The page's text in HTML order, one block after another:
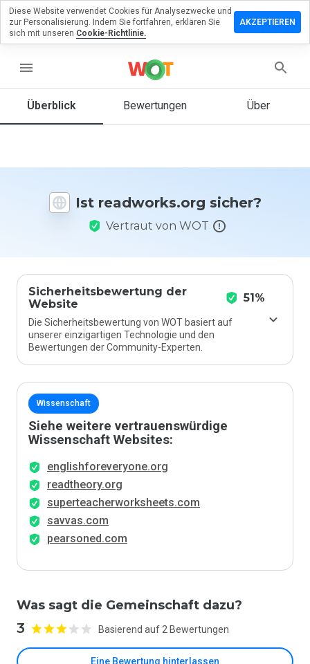
menu
Überblick Bewertungen Über
Ist readworks.org sicher?
Vertraut von WOT
Sicherheitsbewertung der
Website
51%
Die Sicherheitsbewertung von WOT basiert auf
unserer einzigartigen Technologie und den
Bewertungen der Community-Experten.
Wissenschaft
Siehe weitere vertrauenswürdige
Wissenschaft Websites:
englishforeveryone.org
readtheory.org
superteacherworksheets.com
savvas.com
pearsoned.com
Was sagt die Gemeinschaft dazu?
3 Basierend auf 2 Bewertungen
Eine Bewertung hinterlassen
zu
Sie diese
auf einer
Skala von
Diese Website verwendet Cookies für Analysezwecke und
zur Personalisierung. Indem Sie fortfahren, erklären Sie
sich mit unseren Cookie-Richtlinie.
AKZEPTIEREN